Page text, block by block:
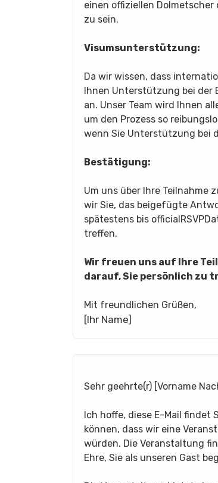
einen offiziellen Dolmetscher
zu sein.
Visumsunterstützung:
Da wir wissen, dass
Ihnen Unterstützung bei der
an. Unser Team wird Ihnen
um den Prozess so
wenn Sie Unterstützung bei
Bestätigung:
Um uns über Ihre Teilnahme
wir Sie, das beigefügte
spätestens bis
treffen.
Wir freuen uns auf Ihre
darauf, Sie persönlich zu
Mit freundlichen Grüßen,
[Ihr Name]
Sehr geehrte(r) [Vorname
Ich hoffe, diese E-Mail findet
können, dass wir eine
würden. Die Veranstaltung
Ehre, Sie als unseren Gast